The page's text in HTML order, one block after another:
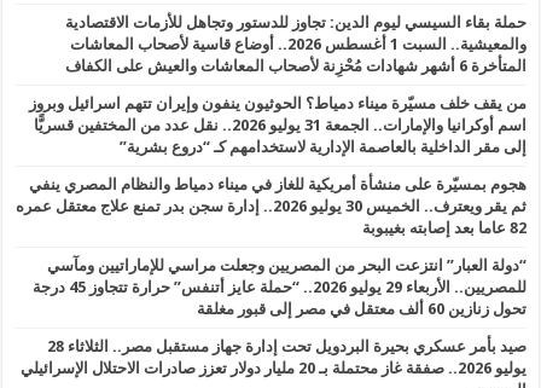
حملة بقاء السيسي ليوم الدين: تجاوز للدستور وتجاهل للأزمات الاقتصادية
والمعيشية.. السبت 1 أغسطس 2026.. أوضاع قاسية لأصحاب المعاشات
المتأخرة 6 أشهر شهادات مُحْزِنة لأصحاب المعاشات والعيش على الكفاف
من يقف خلف مسيّرة ميناء دمياط؟ الحوثيون ينفون وإيران تتهم اسرائيل وبروز
اسم أوكرانيا والإمارات.. الجمعة 31 يوليو 2026.. نقل عدد من المختفين قسريًّا
إلى مقر الداخلية بالعاصمة الإدارية لاستخدامهم كـ “دروع بشرية”
هجوم بمسيّرة على منشأة أمريكية للغاز في ميناء دمياط والنظام المصري ينفي
ثم يقر ويعترف.. الخميس 30 يوليو 2026.. إدارة سجن بدر تمنع علاج معتقل عمره
82 عاما بعد إصابته بغيبوبة
“دولة العبار” انتزعت البحر من المصريين وجعلت مراسي للإماراتيين ومآسي
للمصريين.. الأربعاء 29 يوليو 2026.. “حملة عايز أتنفس” حرارة تتجاوز 45 درجة
تحول زنازين 60 ألف معتقل في مصر إلى قبور مغلقة
صيد بأمر عسكري بحيرة البردويل تحت إدارة جهاز مستقبل مصر.. الثلاثاء 28
يوليو 2026.. صفقة غاز محتملة بـ 20 مليار دولار تعزز صادرات الاحتلال الإسرائيلي